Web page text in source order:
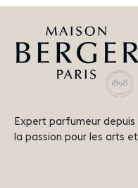
Expert parfumeur depuis
la passion pour les arts